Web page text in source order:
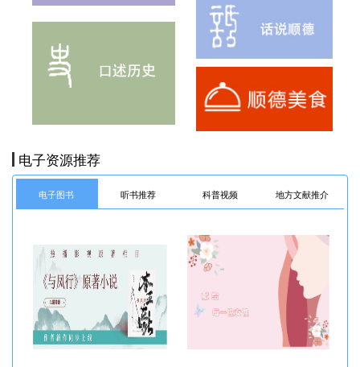
电子资源推荐
电子图书 听书推荐 科普视频 地方文献推介